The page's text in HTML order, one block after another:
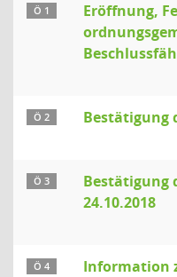
Ö 1
Eröffnung,
Ö 2 Bestätigung
Ö 3
Bestätigung
24.10.2018
Ö 4
Information